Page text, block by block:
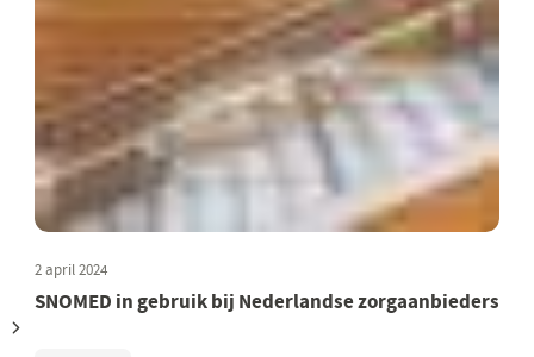
2 april 2024
SNOMED in gebruik bij Nederlandse zorgaanbieders